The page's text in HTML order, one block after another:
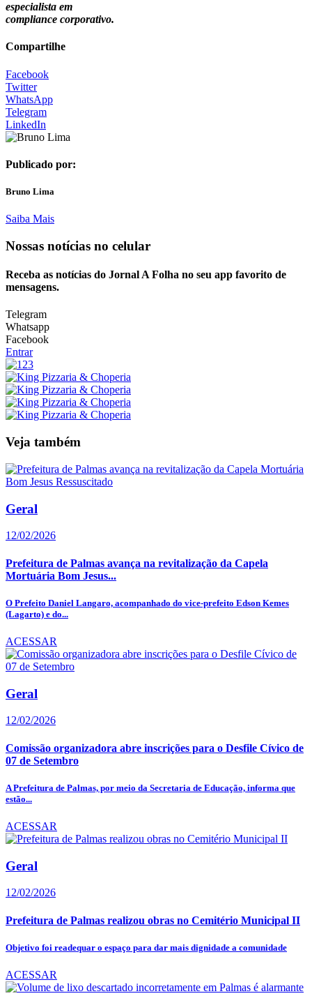
especialista em
compliance corporativo.
Compartilhe
Facebook
Twitter
WhatsApp
Telegram
LinkedIn
Publicado por:
Bruno Lima
Saiba Mais
Nossas notícias no celular
Receba as notícias do Jornal A Folha no seu app favorito de
mensagens.
Telegram
Whatsapp
Facebook
Entrar
Veja também
Geral
12/02/2026
Prefeitura de Palmas avança na revitalização da Capela
Mortuária Bom Jesus...
O Prefeito Daniel Langaro, acompanhado do vice-prefeito Edson Kemes
(Lagarto) e do...
ACESSAR
Geral
12/02/2026
Comissão organizadora abre inscrições para o Desfile Cívico de
07 de Setembro
A Prefeitura de Palmas, por meio da Secretaria de Educação, informa que
estão...
ACESSAR
Geral
12/02/2026
Prefeitura de Palmas realizou obras no Cemitério Municipal II
Objetivo foi readequar o espaço para dar mais dignidade a comunidade
ACESSAR